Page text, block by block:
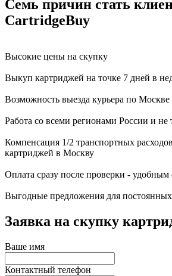
Семь причин стать
CartridgeBuy
Высокие цены на скупку
Выкуп картриджей на точке 7 дней в
Возможность выезда курьера по Москве
Работа со всеми регионами России и не
Компенсация 1/2 транспортных
картриджей в Москву
Оплата сразу после проверки - удобным
Выгодные предложения для
Заявка на скупку
Ваше имя
Контактный телефон